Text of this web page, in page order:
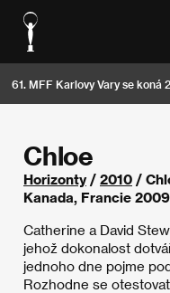
61. MFF Karlovy Vary se koná
Chloe
Horizonty/ 2010 /
Kanada, Francie 2009
Catherine a David
jehož dokonalost
jednoho dne pojme
Rozhodne se